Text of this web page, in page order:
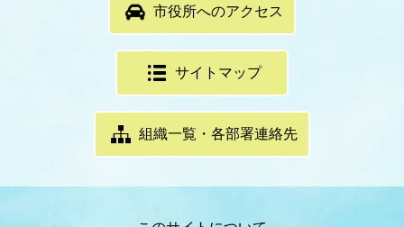
市役所へのアクセス
サイトマップ
組織一覧・各部署連絡先